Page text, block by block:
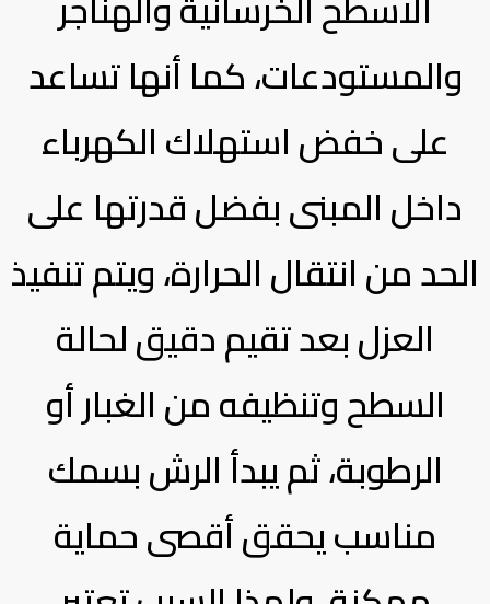
والمستودعات، كما أنها تساعد
على خفض استهلاك الكهرباء
داخل المبنى بفضل قدرتها على
الحد من انتقال الحرارة، ويتم تنفيذ
العزل بعد تقيم دقيق لحالة
السطح وتنظيفه من الغبار أو
الرطوبة، ثم يبدأ الرش بسمك
مناسب يحقق أقصى حماية